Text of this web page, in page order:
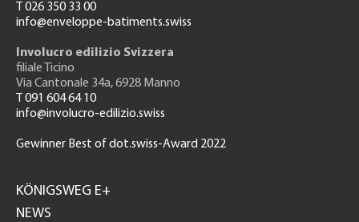
T 026 350 33 00
info@enveloppe-batiments.swiss
Involucro edilizio Svizzera
filiale Ticino
Via Cantonale 34a, 6928 Manno
T 091 604 64 10
info@involucro-edilizio.swiss
Gewinner Best of dot.swiss-Award 2022
GH
KÖNIGSWEG E+
NEWS